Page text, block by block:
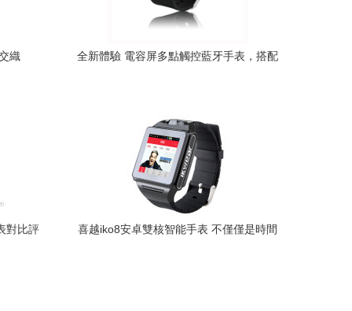
織
全新體驗 電容屏多點觸控藍牙手表，搭配
對比評
喜越iko8安卓雙核智能手表 不僅僅是時間